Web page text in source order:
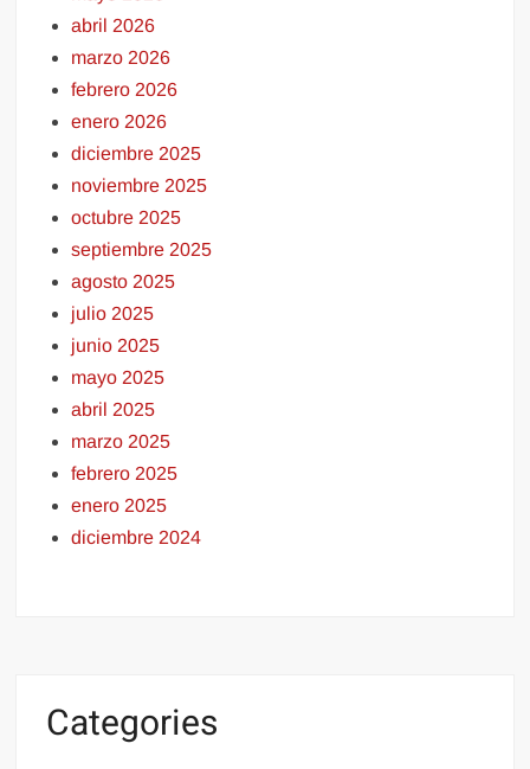
abril 2026
marzo 2026
febrero 2026
enero 2026
diciembre 2025
noviembre 2025
octubre 2025
septiembre 2025
agosto 2025
julio 2025
junio 2025
mayo 2025
abril 2025
marzo 2025
febrero 2025
enero 2025
diciembre 2024
Categories